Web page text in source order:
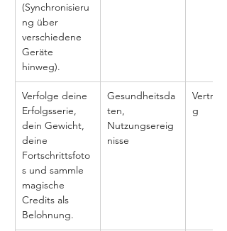
(Synchronisieru
ng über
verschiedene
Geräte
hinweg).
Verfolge deine
Erfolgsserie,
dein Gewicht,
deine
Fortschrittsfoto
s und sammle
magische
Credits als
Belohnung.
Gesundheitsda
ten,
Nutzungsereig
nisse
g